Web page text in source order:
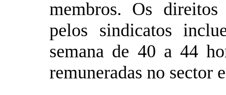
membros. Os direitos
pelos sindicatos
semana de 40 a 44
remuneradas no sector